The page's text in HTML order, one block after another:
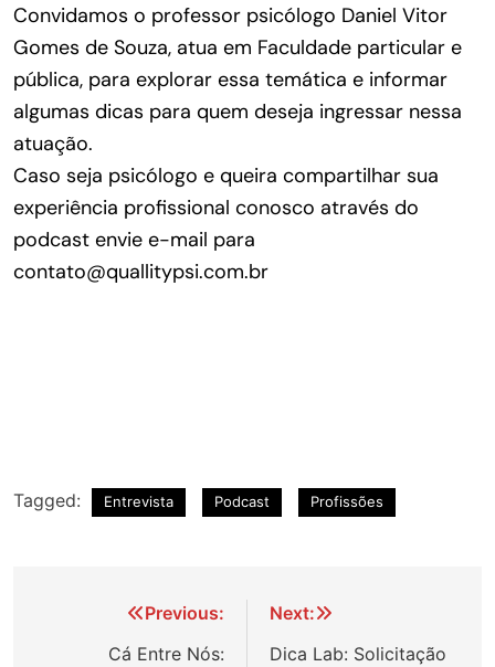
Convidamos o professor psicólogo Daniel Vitor
Gomes de Souza, atua em Faculdade particular e
pública, para explorar essa temática e informar
algumas dicas para quem deseja ingressar nessa
atuação.
Caso seja psicólogo e queira compartilhar sua
experiência profissional conosco através do
podcast envie e-mail para
contato@quallitypsi.com.br
Tagged: Entrevista Podcast Profissões
NavegaçãoPrevious:
Cá Entre Nós:
Next:
Dica Lab: Solicitação